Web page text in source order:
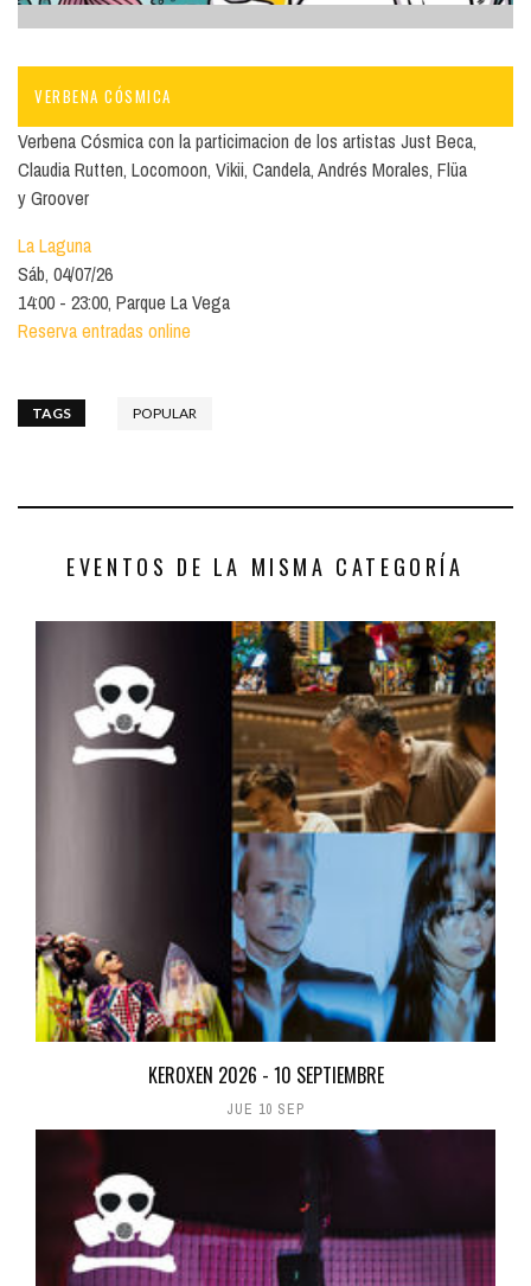
VERBENA CÓSMICA
Verbena Cósmica con la particimacion de los artistas Just Beca,
Claudia Rutten, Locomoon, Vikii, Candela, Andrés Morales, Flüa
y Groover
La Laguna
Sáb, 04/07/26
14:00 - 23:00, Parque La Vega
Reserva entradas online
TAGS POPULAR
EVENTOS DE LA MISMA CATEGORÍA
KEROXEN 2026 - 10 SEPTIEMBRE
JUE 10 SEP